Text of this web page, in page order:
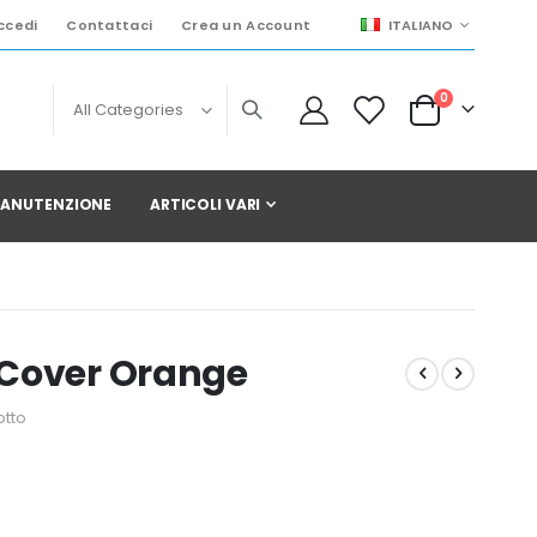
Contattaci Crea un Account LINGUAITALIANO
Cart
0elementi
ARTICOLI VARI
Orange